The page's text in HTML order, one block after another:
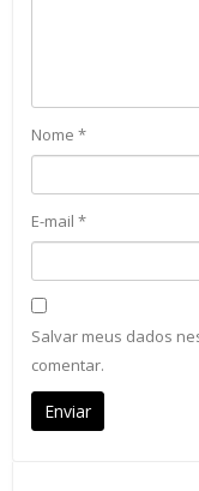
Nome *
E-mail *
Salvar meus dados
comentar.